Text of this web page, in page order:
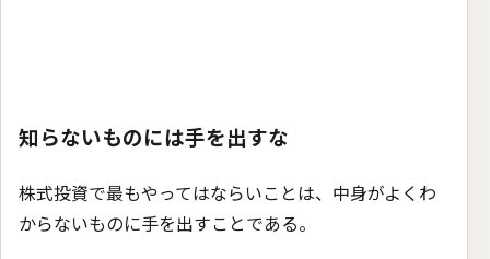
知らないものには手を出すな
株式投資で最もやってはならいことは、中身がよくわ
からないものに手を出すことである。